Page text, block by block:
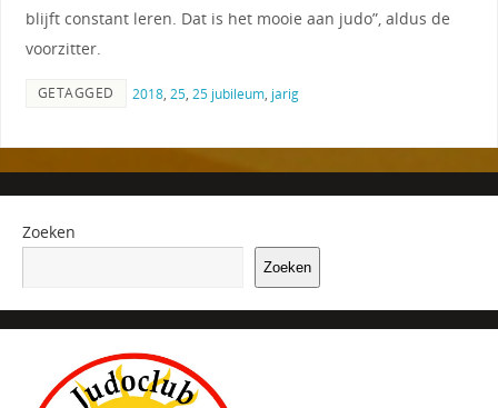
blijft constant leren. Dat is het mooie aan judo”, aldus de
voorzitter.
GETAGGED 2018, 25, 25 jubileum, jarig
Zoeken
Zoeken